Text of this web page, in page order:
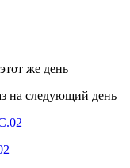
же день
на следующий день